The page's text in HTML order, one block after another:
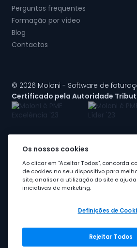
Perguntas frequentes
Formação por vídeo
Blog
Contactos
© 2026 Moloni - Software de
Certificado pela Autoridade
A Moloni faz parte dogrupo Visma
Grupo Visma
Os nossos cookies
Ao clicar em "Aceitar Todos", concorda
de cookies no seu dispositivo para
site, analisar a utilização do site e
iniciativas de marketing.
Definições de
Rejeitar Todos